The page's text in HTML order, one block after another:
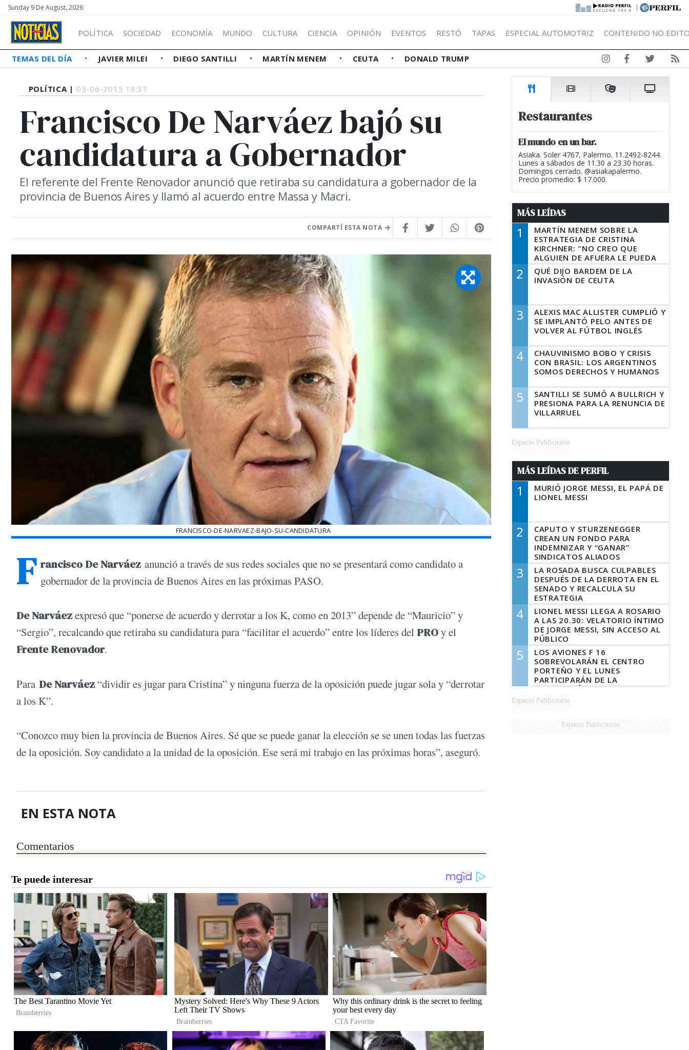
Sunday 9 De August, 2026 |
POLÍTICA SOCIEDAD ECONOMÍA MUNDO CULTURA CIENCIA OPINIÓN EVENTOS RESTÓ TAPAS ESPECIAL AUTOMOTRIZ CONTENIDO NO
TEMAS DEL DÍA JAVIER MILEI DIEGO SANTILLI MARTÍN MENEM CEUTA DONALD TRUMP
POLÍTICA | 05-06-2015 18:37
Francisco De Narváez bajó su
candidatura a Gobernador
El referente del Frente Renovador anunció que retiraba su candidatura a gobernador de la
provincia de Buenos Aires y llamó al acuerdo entre Massa y Macri.
COMPARTÍ ESTA NOTA
FRANCISCO-DE-NARVAEZ-BAJO-SU-CANDIDATURA
F rancisco De Narváez anunció a través de sus redes sociales que no se presentará como candidato a
gobernador de la provincia de Buenos Aires en las próximas PASO.
De Narváezexpresó que “ponerse de acuerdo y derrotar a los K, como en 2013” depende de “Mauricio” y
“Sergio”, recalcando que retiraba su candidatura para “facilitar el acuerdo” entre los líderes del PROy el
Frente Renovador.
Para De Narváez “dividir es jugar para Cristina” y ninguna fuerza de la oposición puede jugar sola y “derrotar
a los K”.
“Conozco muy bien la provincia de Buenos Aires. Sé que se puede ganar la elección se se unen todas las fuerzas
de la oposición. Soy candidato a la unidad de la oposición. Ese será mi trabajo en las próximas horas”, aseguró.
EN ESTA NOTA
Comentarios
Restaurantes
El mundo en un bar.
Asiaka. Soler 4767, Palermo. 11.2492-8244.
Lunes a sábados de 11.30 a 23.30 horas.
Domingos cerrado. @asiakapalermo.
Precio promedio: $ 17.000.
MÁS LEÍDAS
1
MARTÍN MENEM SOBRE LA
ESTRATEGIA DE CRISTINA
KIRCHNER: "NO CREO QUE
ALGUIEN DE AFUERA LE PUEDA
DECIR A LA JUSTICIA LO QUE
TIENE QUE HACER"
2
QUÉ DIJO BARDEM DE LA
INVASIÓN DE CEUTA
3
ALEXIS MAC ALLISTER CUMPLIÓ Y
SE IMPLANTÓ PELO ANTES DE
VOLVER AL FÚTBOL INGLÉS
4
CHAUVINISMO BOBO Y CRISIS
CON BRASIL: LOS ARGENTINOS
SOMOS DERECHOS Y HUMANOS
5
SANTILLI SE SUMÓ A BULLRICH Y
PRESIONA PARA LA RENUNCIA DE
VILLARRUEL
Espacio Publicitario
MÁS LEÍDAS DE PERFIL
1
MURIÓ JORGE MESSI, EL PAPÁ DE
LIONEL MESSI
2
CAPUTO Y STURZENEGGER
CREAN UN FONDO PARA
INDEMNIZAR Y “GANAR”
SINDICATOS ALIADOS
3
LA ROSADA BUSCA CULPABLES
DESPUÉS DE LA DERROTA EN EL
SENADO Y RECALCULA SU
ESTRATEGIA
4
LIONEL MESSI LLEGA A ROSARIO
A LAS 20.30: VELATORIO ÍNTIMO
DE JORGE MESSI, SIN ACCESO AL
PÚBLICO
5
LOS AVIONES F 16
SOBREVOLARÁN EL CENTRO
PORTEÑO Y EL LUNES
PARTICIPARÁN DE LA
CELEBRACIÓN DE LA FUERZA
AÉREA
Espacio Publicitario
Espacio Publicitario